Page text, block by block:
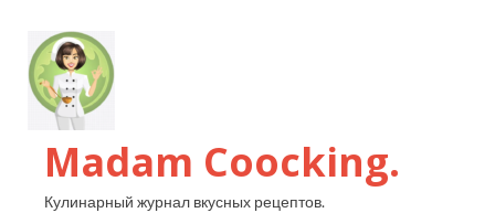
Madam Coocking.
Кулинарный журнал вкусных рецептов.